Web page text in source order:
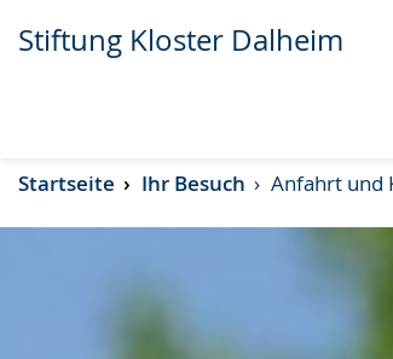
Transkript anzeigen
Abspielen
Pausieren
Stiftung Kloster Dalheim
Startseite Ihr Besuch Anfahrt und